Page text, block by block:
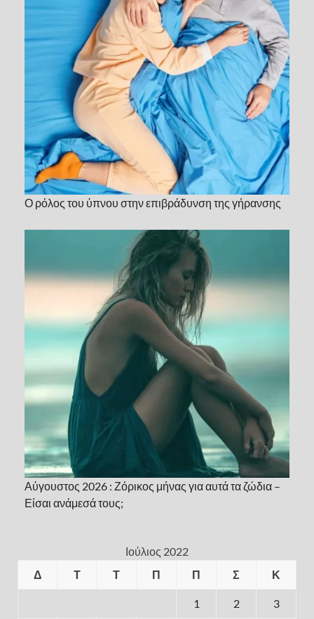
Ο ρόλος του ύπνου στην επιβράδυνση της γήρανσης
Αύγουστος 2026 : Ζόρικος μήνας για αυτά τα ζώδια –
Είσαι ανάμεσά τους;
Ιούλιος 2022
Δ
Τ Τ Π Π Σ Κ
1 2 3